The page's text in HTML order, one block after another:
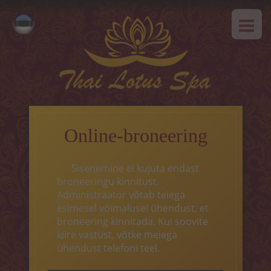
Русский
MEIST
Tai massaaz
Klassikaline massaaz
SPAa-programmid
Tai-programmid
Näohooldus
Online-broneering
Sisenemine ei kujuta endast
broneeringu kinnitust.
Administraator võtab teiega
esimesel võimalusel ühendust, et
broneering kinnitada. Kui soovite
kiire vastust, võtke meiega
ühendust telefoni teel.